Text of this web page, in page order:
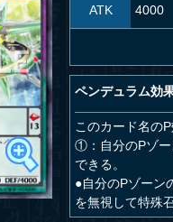
ATK 4000
ペンデュラム効
このカード名の
①：自分のPゾー
できる。
●自分のPゾーン
を無視して特殊